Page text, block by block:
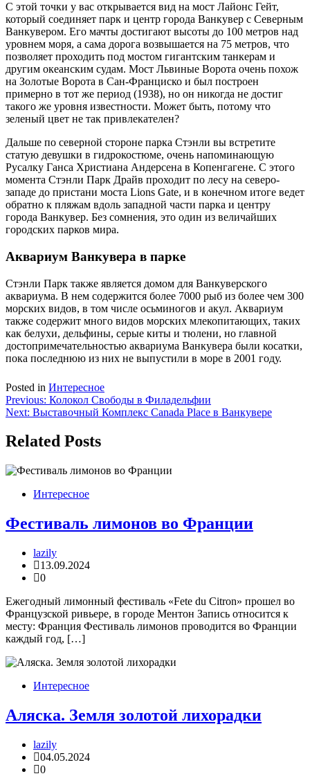
С этой точки у вас открывается вид на мост Лайонс Гейт,
который соединяет парк и центр города Ванкувер с Северным
Ванкувером. Его мачты достигают высоты до 100 метров над
уровнем моря, а сама дорога возвышается на 75 метров, что
позволяет проходить под мостом гигантским танкерам и
другим океанским судам. Мост Львиные Ворота очень похож
на Золотые Ворота в Сан-Франциско и был построен
примерно в тот же период (1938), но он никогда не достиг
такого же уровня известности. Может быть, потому что
зеленый цвет не так привлекателен?
Дальше по северной стороне парка Стэнли вы встретите
статую девушки в гидрокостюме, очень напоминающую
Русалку Ганса Христиана Андерсена в Копенгагене. С этого
момента Стэнли Парк Драйв проходит по лесу на северо-
западе до пристани моста Lions Gate, и в конечном итоге ведет
обратно к пляжам вдоль западной части парка и центру
города Ванкувер. Без сомнения, это один из величайших
городских парков мира.
Аквариум Ванкувера в парке
Стэнли Парк также является домом для Ванкуверского
аквариума. В нем содержится более 7000 рыб из более чем 300
морских видов, в том числе осьминогов и акул. Аквариум
также содержит много видов морских млекопитающих, таких
как белухи, дельфины, серые киты и тюлени, но главной
достопримечательностью аквариума Ванкувера были косатки,
пока последнюю из них не выпустили в море в 2001 году.
Posted in Интересное
Навигация
по
записям
Previous: Колокол Свободы в Филадельфии
Next: Выставочный Комплекс Canada Place в Ванкувере
Related Posts
Интересное
Фестиваль лимонов во Франции
lazily
13.09.2024
0
Ежегодный лимонный фестиваль «Fete du Citron» прошел во
Французской ривьере, в городе Ментон Запись относится к
месту: Франция Фестиваль лимонов проводится во Франции
каждый год, […]
Интересное
Аляска. Земля золотой лихорадки
lazily
04.05.2024
0